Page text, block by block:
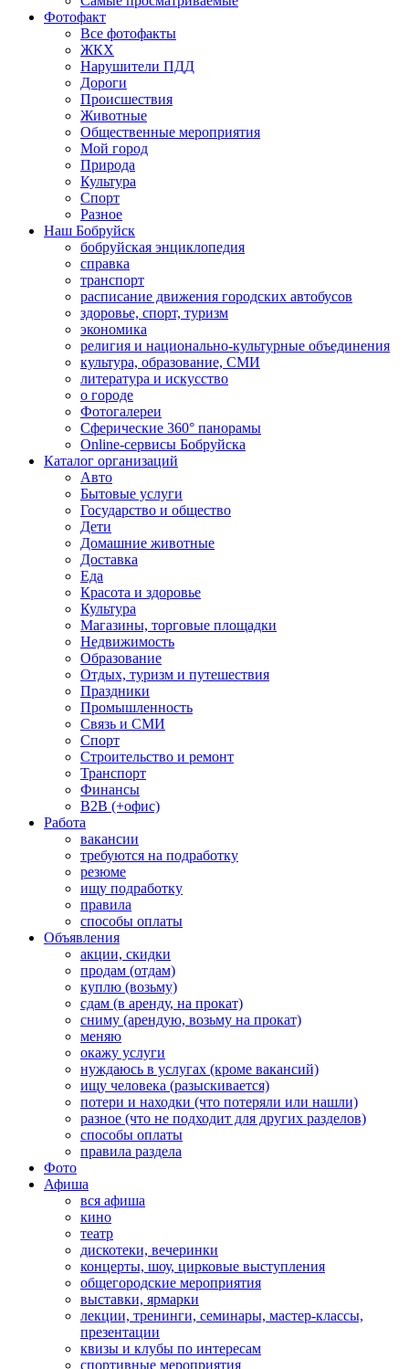
Фотофакт
Все фотофакты
ЖКХ
Нарушители ПДД
Дороги
Происшествия
Животные
Общественные мероприятия
Мой город
Природа
Культура
Спорт
Разное
Наш Бобруйск
бобруйская энциклопедия
справка
транспорт
расписание движения городских автобусов
здоровье, спорт, туризм
экономика
религия и национально-культурные объединения
культура, образование, СМИ
литература и искусство
о городе
Фотогалереи
Сферические 360° панорамы
Online-сервисы Бобруйска
Каталог организаций
Авто
Бытовые услуги
Государство и общество
Дети
Домашние животные
Доставка
Еда
Красота и здоровье
Культура
Магазины, торговые площадки
Недвижимость
Образование
Отдых, туризм и путешествия
Праздники
Промышленность
Связь и СМИ
Спорт
Строительство и ремонт
Транспорт
Финансы
B2B (+офис)
Работа
вакансии
требуются на подработку
резюме
ищу подработку
правила
способы оплаты
Объявления
акции, скидки
продам (отдам)
куплю (возьму)
сдам (в аренду, на прокат)
сниму (арендую, возьму на прокат)
меняю
окажу услуги
нуждаюсь в услугах (кроме вакансий)
ищу человека (разыскивается)
потери и находки (что потеряли или нашли)
разное (что не подходит для других разделов)
способы оплаты
правила раздела
Фото
Афиша
вся афиша
кино
театр
дискотеки, вечеринки
концерты, шоу, цирковые выступления
общегородские мероприятия
выставки, ярмарки
лекции, тренинги, семинары, мастер-классы,
презентации
квизы и клубы по интересам
спортивные мероприятия